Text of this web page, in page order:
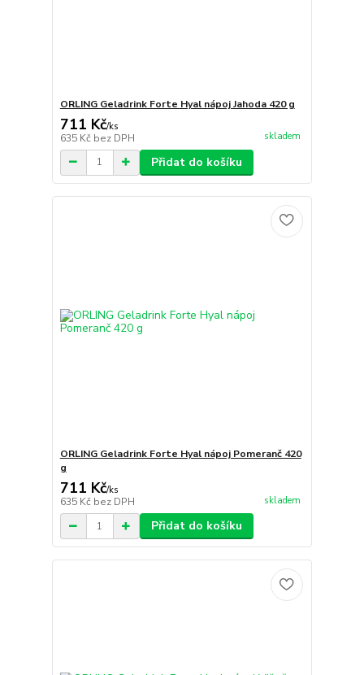
ORLING Geladrink Forte Hyal nápoj Jahoda 420 g
711 Kč/ks
635 Kč bez DPH skladem
Přidat do košíku
ORLING Geladrink Forte Hyal nápoj Pomeranč 420
g
711 Kč/ks
635 Kč bez DPH skladem
Přidat do košíku